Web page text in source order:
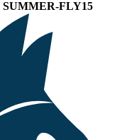
SUMMER-FLY15